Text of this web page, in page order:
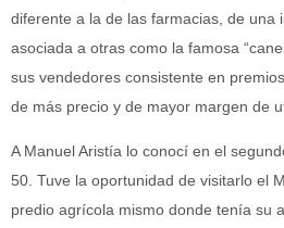
diferente a la de las farmacias, de una
asociada a otras como la famosa
sus vendedores consistente en
de más precio y de mayor margen de
A Manuel Aristía lo conocí en el
50. Tuve la oportunidad de visitarlo el
predio agrícola mismo donde tenía su